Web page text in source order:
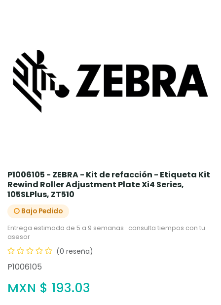
P1006105 - ZEBRA - Kit de refacción - Etiqueta Kit
Rewind Roller Adjustment Plate Xi4 Series,
105SLPlus, ZT510
Bajo Pedido
Entrega estimada de 5 a 9 semanas · consulta tiempos con tu
asesor
(0 reseña)
P1006105
MXN $ 193.03